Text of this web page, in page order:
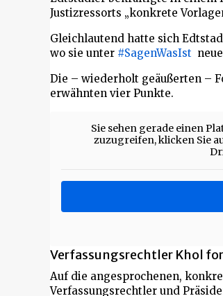
Justizressorts „konkrete
Gleichlautend hatte sich
wo sie unter #SagenWasIst
Die – wiederholt geäußerten –
erwähnten vier Punkte.
Sie sehen gerade einen
zuzugreifen, klicken Sie
Verfassungsrechtler Khol
Auf die angesprochenen,
Verfassungsrechtler und